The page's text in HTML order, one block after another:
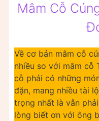
Mâm Cỗ
Về cơ bản mâm cỗ
nhiều so với mâm cỗ
cỗ phải có những
đặn, mang nhiều tài
trọng nhất là vẫn
lòng biết ơn với ông